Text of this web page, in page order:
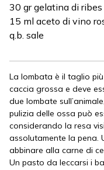
30 gr gelatina di ribes
15 ml aceto di vino
q.b. sale
La lombata è il taglio
caccia grossa e deve
due lombate
pulizia delle ossa può
considerando la resa
assolutamente la
abbinare alla carne di
Un pasto da leccarsi i